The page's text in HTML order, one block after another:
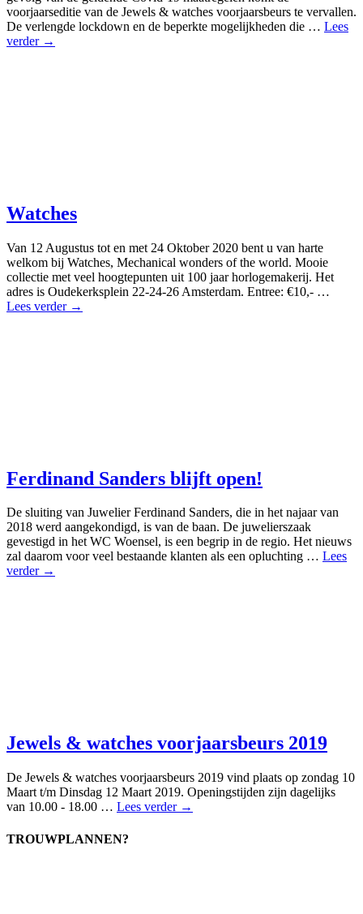
voorjaarseditie van de Jewels & watches voorjaarsbeurs te vervallen.
De verlengde lockdown en de beperkte mogelijkheden die … Lees
verder →
Watches
Van 12 Augustus tot en met 24 Oktober 2020 bent u van harte
welkom bij Watches, Mechanical wonders of the world. Mooie
collectie met veel hoogtepunten uit 100 jaar horlogemakerij. Het
adres is Oudekerksplein 22-24-26 Amsterdam. Entree: €10,- …
Lees verder →
Ferdinand Sanders blijft open!
De sluiting van Juwelier Ferdinand Sanders, die in het najaar van
2018 werd aangekondigd, is van de baan. De juwelierszaak
gevestigd in het WC Woensel, is een begrip in de regio. Het nieuws
zal daarom voor veel bestaande klanten als een opluchting … Lees
verder →
Jewels & watches voorjaarsbeurs 2019
De Jewels & watches voorjaarsbeurs 2019 vind plaats op zondag 10
Maart t/m Dinsdag 12 Maart 2019. Openingstijden zijn dagelijks
van 10.00 - 18.00 … Lees verder →
TROUWPLANNEN?